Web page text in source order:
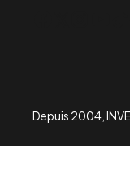
Depuis 2004,